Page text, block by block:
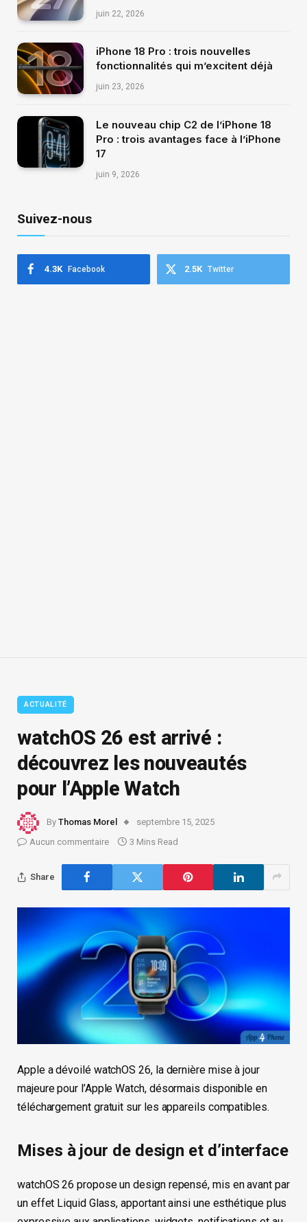
juin 22, 2026
iPhone 18 Pro : trois nouvelles
fonctionnalités qui m’excitent déjà
juin 23, 2026
Le nouveau chip C2 de l’iPhone 18
Pro : trois avantages face à l’iPhone
17
juin 9, 2026
Suivez-nous
Facebook
4.3K Twitter
2.5K
ACTUALITÉ
watchOS 26 est arrivé :
découvrez les nouveautés
pour l’Apple Watch
By Thomas Morel
septembre 15, 2025
Aucun commentaire
3 Mins Read
Share
Apple a dévoilé watchOS 26, la dernière mise à jour
majeure pour l’Apple Watch, désormais disponible en
téléchargement gratuit sur les appareils compatibles.
Mises à jour de design et d’interface
watchOS 26 propose un design repensé, mis en avant par
un effet Liquid Glass, apportant ainsi une esthétique plus